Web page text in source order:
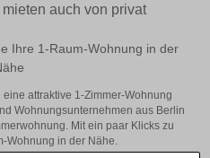
auch von privat
Ihre 1-Raum-Wohnung in der
attraktive 1-Zimmer-Wohnung
Wohnungsunternehmen aus Berlin
Mit ein paar Klicks zu
Wohnung in der Nähe.